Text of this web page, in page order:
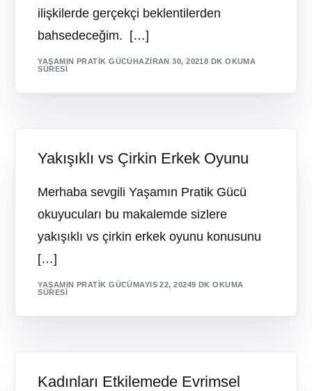
ilişkilerde gerçekçi beklentilerden
bahsedeceğim. […]
YAŞAMIN PRATIK GÜCÜHAZIRAN 30, 20218 DK OKUMA
SÜRESI
Yakışıklı vs Çirkin Erkek Oyunu
Merhaba sevgili Yaşamın Pratik Gücü
okuyucuları bu makalemde sizlere
yakışıklı vs çirkin erkek oyunu konusunu
[…]
YAŞAMIN PRATIK GÜCÜMAYIS 22, 20249 DK OKUMA
SÜRESI
Kadınları Etkilemede Evrimsel